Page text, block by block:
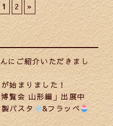
1 2 »
にご紹介いただきまし
始まりました！
覧会 山形編」出展中
パスタ
&フラッペ